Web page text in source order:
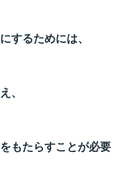
するためには、
え、
もたらすことが必要